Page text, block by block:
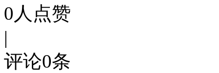
0 人点赞
|
评论0条